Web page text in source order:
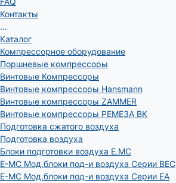
Контакты
...
Каталог
Компрессорное оборудование
Поршневые компрессоры
Винтовые Компрессоры
Винтовые компрессоры Hansmann
Винтовые компрессоры ZAMMER
Винтовые компрессоры РЕМЕЗА ВК
Подготовка сжатого воздуха
Подготовка воздуха
Блоки подготовки воздуха E.MC
E-MC Мод.блоки под-и воздуха Серии BEC
E-MC Мод.блоки под-и воздуха Серии EA